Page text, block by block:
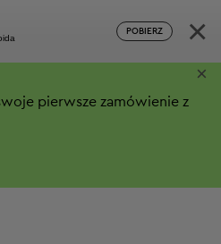
POBIERZ ×
pierwsze zamówienie z
×